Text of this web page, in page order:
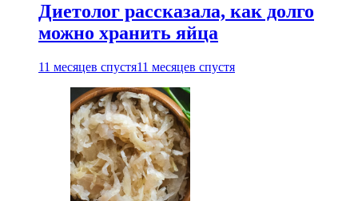
Диетолог рассказала, как долго
можно хранить яйца
11 месяцев спустя11 месяцев спустя